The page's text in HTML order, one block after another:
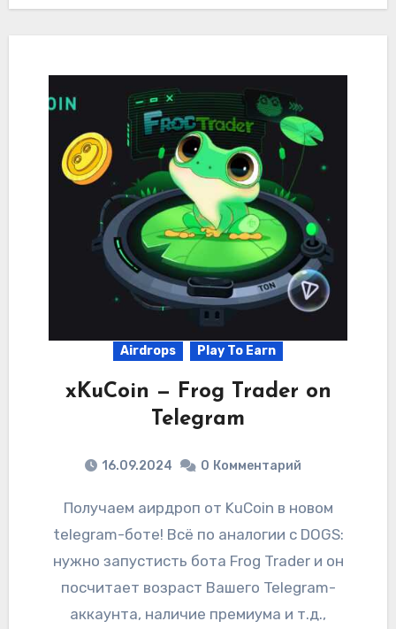
Airdrops Play To Earn
xKuCoin — Frog Trader on
Telegram
16.09.2024 0 Комментарий
Получаем аирдроп от KuCoin в новом
telegram-боте! Всё по аналогии с DOGS:
нужно запустисть бота Frog Trader и он
посчитает возраст Вашего Telegram-
аккаунта, наличие премиума и т.д.,